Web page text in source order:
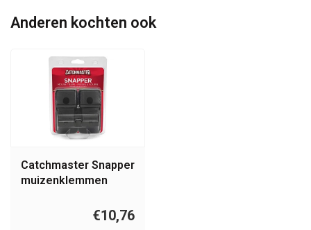
Anderen kochten ook
Catchmaster Snapper
muizenklemmen
€10,76